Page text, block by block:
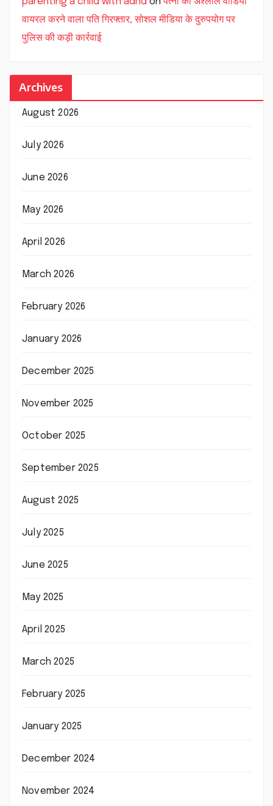
वायरल करने वाला पति गिरफ्तार, सोशल मीडिया के दुरुपयोग पर
पुलिस की कड़ी कार्रवाई
Archives
August 2026
July 2026
June 2026
May 2026
April 2026
March 2026
February 2026
January 2026
December 2025
November 2025
October 2025
September 2025
August 2025
July 2025
June 2025
May 2025
April 2025
March 2025
February 2025
January 2025
December 2024
November 2024